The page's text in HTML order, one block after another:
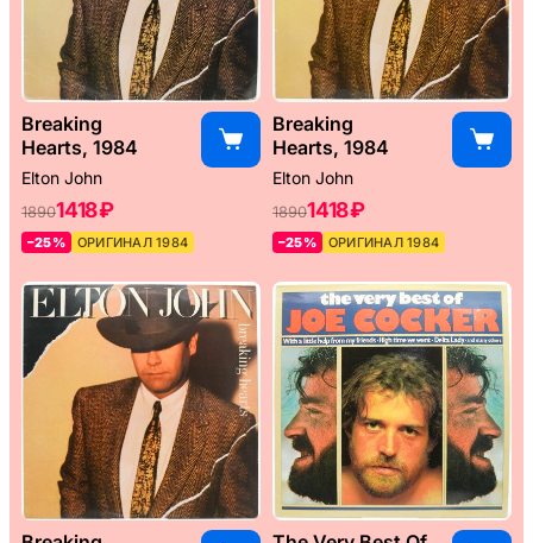
Breaking
Hearts, 1984
Elton John
18901418 ₽
–25% ОРИГИНАЛ 1984
Breaking
Hearts, 1984
Elton John
18901418 ₽
–25% ОРИГИНАЛ 1984